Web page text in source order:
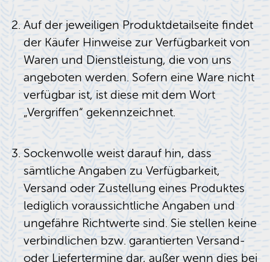
Auf der jeweiligen Produktdetailseite findet
der Käufer Hinweise zur Verfügbarkeit von
Waren und Dienstleistung, die von uns
angeboten werden. Sofern eine Ware nicht
verfügbar ist, ist diese mit dem Wort
„Vergriffen“ gekennzeichnet.
Sockenwolle weist darauf hin, dass
sämtliche Angaben zu Verfügbarkeit,
Versand oder Zustellung eines Produktes
lediglich voraussichtliche Angaben und
ungefähre Richtwerte sind. Sie stellen keine
verbindlichen bzw. garantierten Versand-
oder Liefertermine dar, außer wenn dies bei